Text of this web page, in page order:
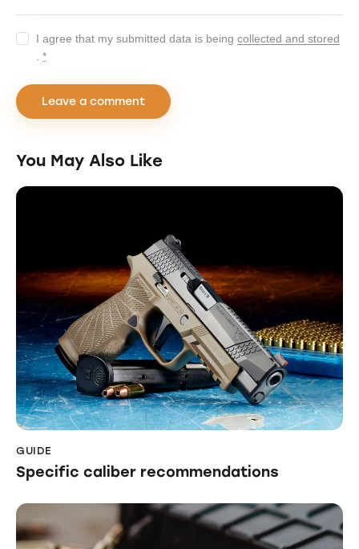
I agree that my submitted data is beingcollected and stored
.*
You May Also Like
GUIDE
Specific caliber recommendations